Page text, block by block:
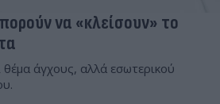
να «κλείσουν» το
άγχους, αλλά εσωτερικού